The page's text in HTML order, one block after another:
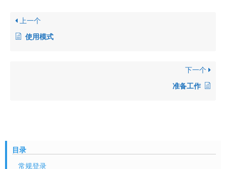
上一个
使用模式
下一个
准备工作
目录
常规登录